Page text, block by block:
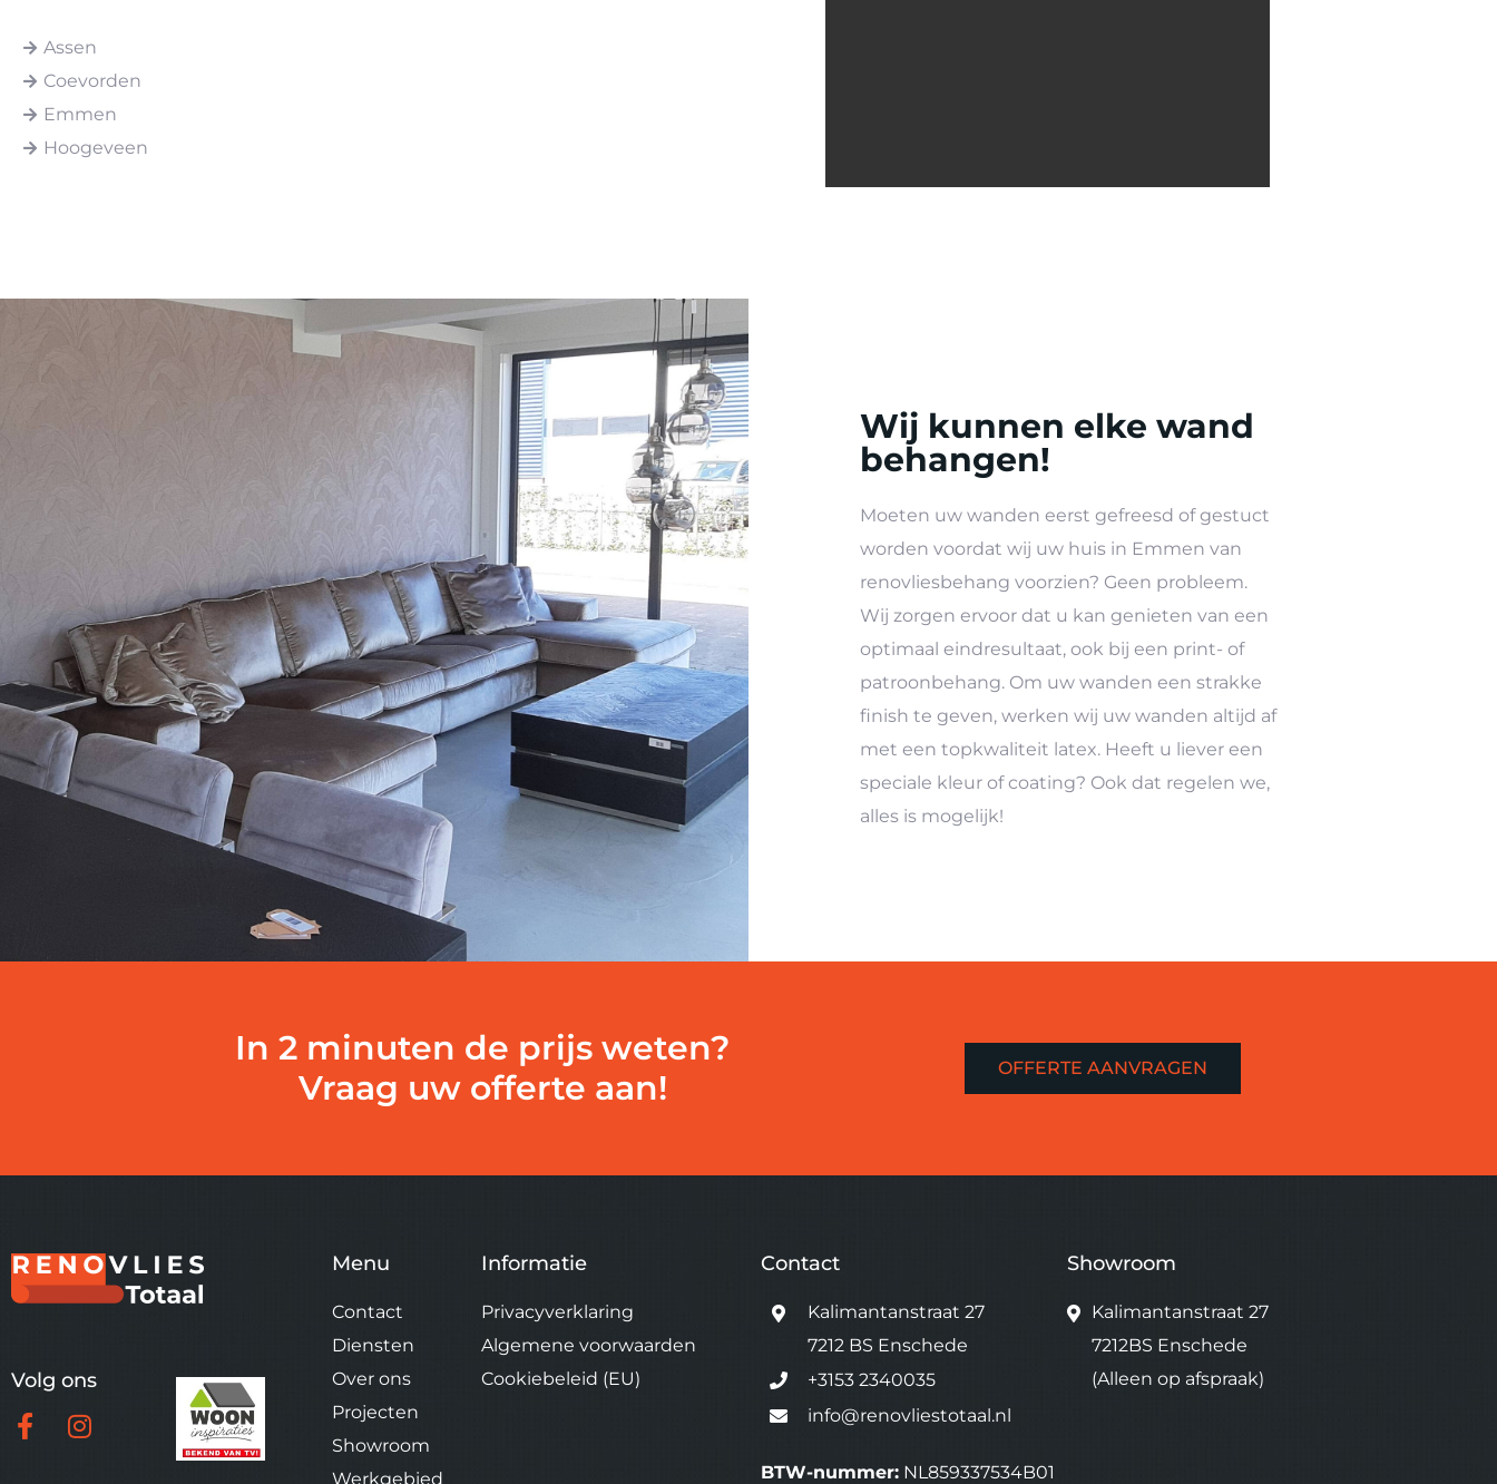
Assen
Coevorden
Emmen
Hoogeveen
Wij kunnen elke wand
behangen!
Moeten uw wanden eerst gefreesd of gestuct
worden voordat wij uw huis in Emmen van
renovliesbehang voorzien? Geen probleem.
Wij zorgen ervoor dat u kan genieten van een
optimaal eindresultaat, ook bij een print- of
patroonbehang. Om uw wanden een strakke
finish te geven, werken wij uw wanden altijd af
met een topkwaliteit latex. Heeft u liever een
speciale kleur of coating? Ook dat regelen we,
alles is mogelijk!
In 2 minuten de prijs weten?
Vraag uw offerte aan!
OFFERTE AANVRAGEN
Volg ons
Menu
Contact
Diensten
Over ons
Projecten
Showroom
Werkgebied
Informatie
Privacyverklaring
Algemene voorwaarden
Cookiebeleid (EU)
Contact
Kalimantanstraat 27
7212 BS Enschede
+3153 2340035
info@renovliestotaal.nl
BTW-nummer:NL859337534B01
Showroom
Kalimantanstraat 27
7212BS Enschede
(Alleen op afspraak)